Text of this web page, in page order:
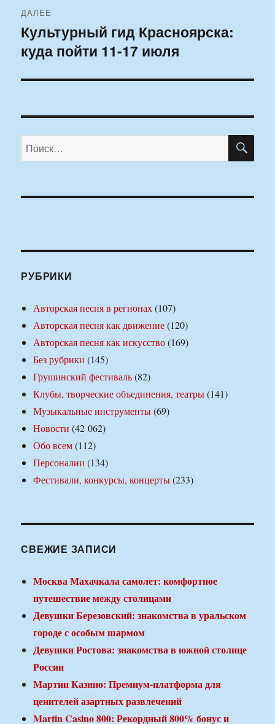
ДАЛЕЕ
Следующая
запись:
Культурный гид Красноярска:
куда пойти 11-17 июля
Искать:
РУБРИКИ
Авторская песня в регионах(107)
Авторская песня как движение(120)
Авторская песня как искусство(169)
Без рубрики (145)
Грушинский фестиваль(82)
Клубы, творческие объединения, театры(141)
Музыкальные инструменты(69)
Новости (42 062)
Обо всем(112)
Персоналии (134)
Фестивали, конкурсы, концерты(233)
СВЕЖИЕ ЗАПИСИ
Москва Махачкала самолет: комфортное
путешествие между столицами
Девушки Березовский: знакомства в уральском
городе с особым шармом
Девушки Ростова: знакомства в южной столице
России
Мартин Казино: Премиум-платформа для
ценителей азартных развлечений
Martin Casino 800: Рекордный 800% бонус и